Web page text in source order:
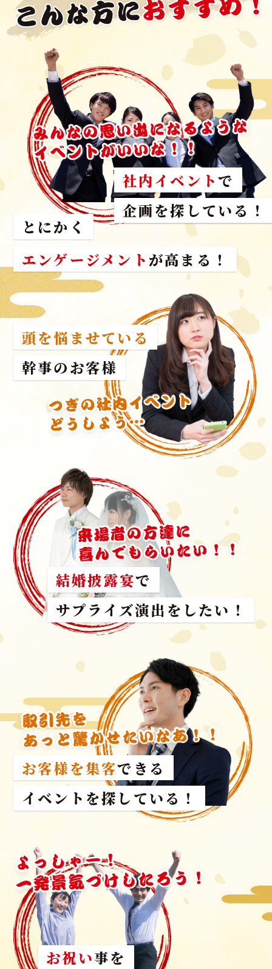
社内イベントで
スタッフが参加した
企画を探している！
とにかく
エンゲージメント が高まる！
頭を悩ませている
幹事のお客様
結婚披露宴で
サプライズ演出をしたい！
お客様を集客できる
イベントを探している！
お祝い事を